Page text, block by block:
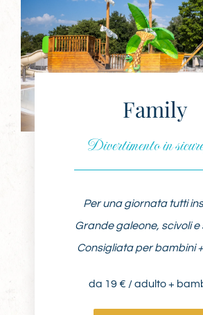
Family
Divertimento in
Per una giornata tutti
Grande galeone, scivoli e
Consigliata per bambini
da 19 € / adulto +